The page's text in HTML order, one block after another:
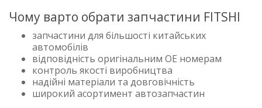
Чому варто обрати запчастини FITSHI
запчастини для більшості китайських
автомобілів
відповідність оригінальним OE номерам
контроль якості виробництва
надійні матеріали та довговічність
широкий асортимент автозапчастин